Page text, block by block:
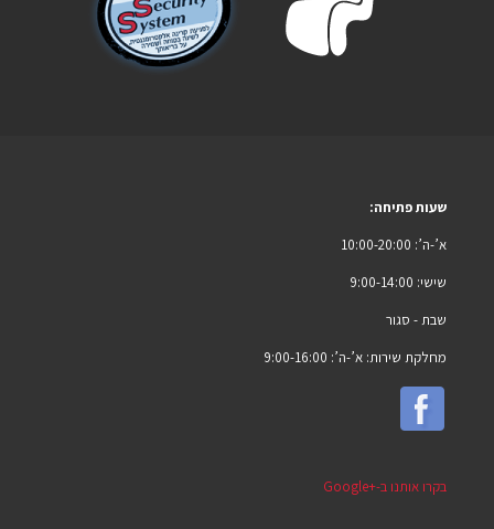
שעות פתיחה:
א’-ה’: 10:00-20:00
שישי: 9:00-14:00
שבת - סגור
מחלקת שירות: א’-ה’: 9:00-16:00
בקרו אותנו ב-Google+‎